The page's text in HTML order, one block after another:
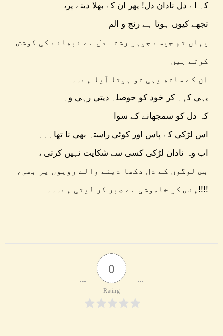
،کہ اے دل نادان دل! پھر ان کے بھلا دینے پر
تجھے کیوں ہوتا ہے رنج و الم
یہاں تم جیسے جوہر رشتہ دل سے نبھانے کی کوشش
کرتے ہیں
ان کے ساتھ یہی تو ہوتا آیا ہے۔۔
یہی کہہ کر خود کو حوصلہ دیتی رہی وہ
کہ دل کو سمجھانے کے سوا
اس لڑکی کے پاس اور کوئی راستہ بھی نا تھا۔۔۔
، اب وہ نادان لڑکی کسی سے شکایت نہیں کرتی
بس لوگوں کے دل دکھا دینے والے رویوں پر بھی،
ہنس کر خاموشی سے صبر کر لیتی ہے۔۔۔!!!!
0
Rating